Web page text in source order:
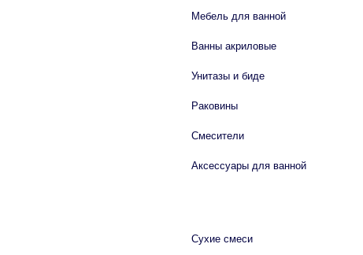
Мебель для ванной
Ванны акриловые
Унитазы и биде
Раковины
Смесители
Аксессуары для ванной
Сухие смеси